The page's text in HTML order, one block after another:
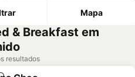
Mapa
& Breakfast em
resultados